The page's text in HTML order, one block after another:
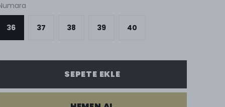
36 37 38 39 40
SEPETE EKLE